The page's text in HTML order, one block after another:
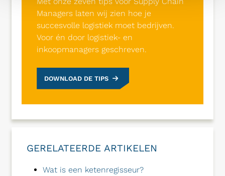
Managers laten wij zien hoe je
succesvolle logistiek moet bedrijven.
Voor én door logistiek- en
inkoopmanagers geschreven.
DOWNLOAD DE TIPS
GERELATEERDE ARTIKELEN
Wat is een ketenregisseur?